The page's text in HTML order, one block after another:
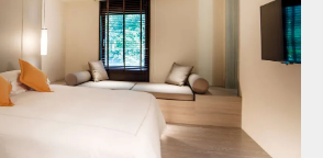
為他要買300元份量的鹹酥雞，就
大包。他感嘆說：「電話溝通跟
」